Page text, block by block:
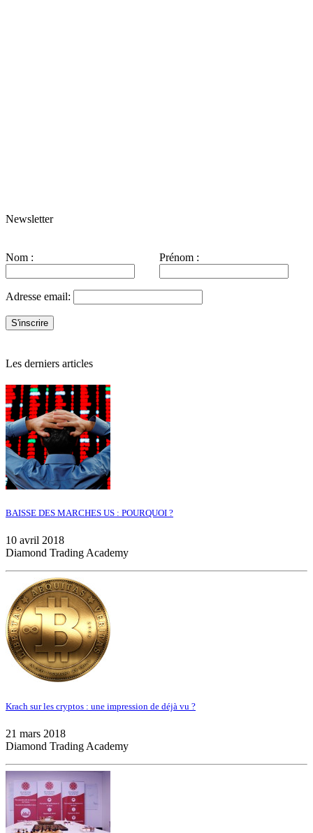
Newsletter
Nom : Prénom :
Adresse email:
Les derniers articles
BAISSE DES MARCHES US : POURQUOI ?
10 avril 2018
Diamond Trading Academy
Krach sur les cryptos : une impression de déjà vu ?
21 mars 2018
Diamond Trading Academy